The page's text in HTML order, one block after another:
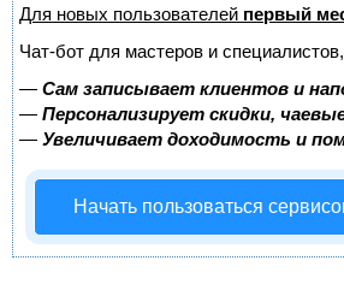
Для новых пользователей первый
Чат-бот для мастеров и
— Сам записывает клиентов и
— Персонализирует скидки,
— Увеличивает доходимость и
Начать пользоваться